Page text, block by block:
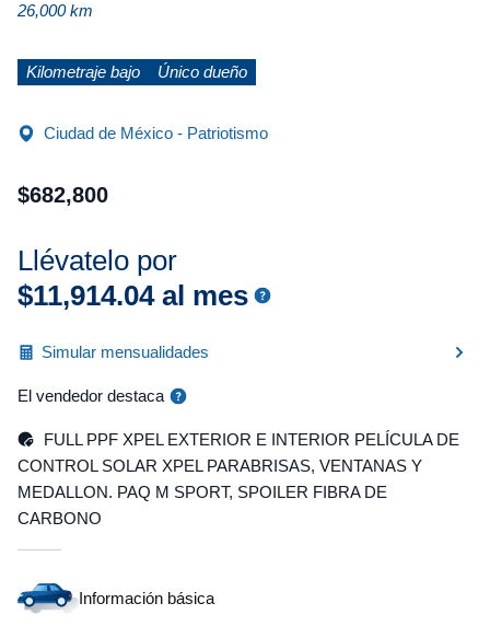
26,000 km
Kilometraje bajo Único dueño
Ciudad de México - Patriotismo
$682,800
Llévatelo por
$11,914.04al mes
Simular mensualidades
El vendedor destaca
FULL PPF XPEL EXTERIOR E INTERIOR PELÍCULA DE
CONTROL SOLAR XPEL PARABRISAS, VENTANAS Y
MEDALLON. PAQ M SPORT, SPOILER FIBRA DE
CARBONO
Información básica